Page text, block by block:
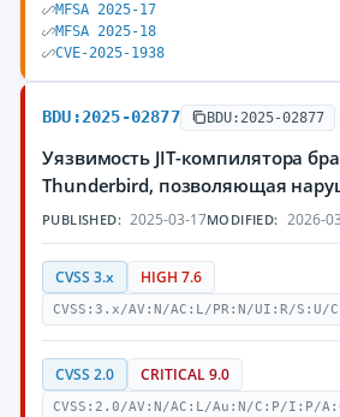
MFSA 2025-17
MFSA 2025-18
CVE-2025-1938
BDU:2025-02877 BDU:2025-02877
Уязвимость JIT-компилятора
Thunderbird, позволяющая
PUBLISHED: 2025-03-17MODIFIED: 2026-
CVSS 3.x HIGH 7.6
CVSS:3.x/AV:N/AC:L/PR:N/UI:R/
CVSS 2.0 CRITICAL 9.0
CVSS:2.0/AV:N/AC:L/Au:N/C:P/I:P/